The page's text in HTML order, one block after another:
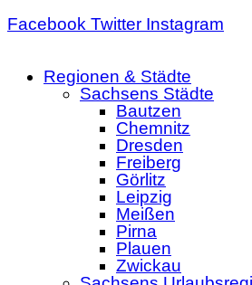
Facebook Twitter Instagram
Regionen & Städte
Sachsens Städte
Bautzen
Chemnitz
Dresden
Freiberg
Görlitz
Leipzig
Meißen
Pirna
Plauen
Zwickau